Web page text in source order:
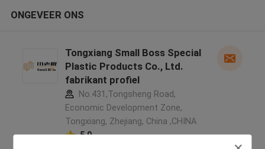
ONGEVEER ONS
Tongxiang Small Boss Special
Plastic Products Co., Ltd.
fabrikant profiel
No.431,Tongsheng Road,
Economic Development Zone,
Tongxiang, Zhejiang, China ,CHINA
5.0